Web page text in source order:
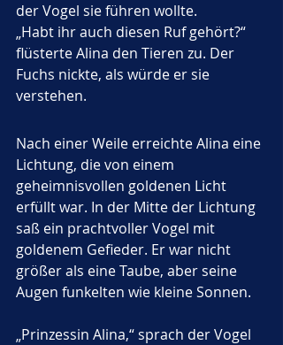
der Vogel sie führen wollte.
„Habt ihr auch diesen Ruf gehört?“
flüsterte Alina den Tieren zu. Der
Fuchs nickte, als würde er sie
verstehen.
Nach einer Weile erreichte Alina eine
Lichtung, die von einem
geheimnisvollen goldenen Licht
erfüllt war. In der Mitte der Lichtung
saß ein prachtvoller Vogel mit
goldenem Gefieder. Er war nicht
größer als eine Taube, aber seine
Augen funkelten wie kleine Sonnen.
„Prinzessin Alina,“ sprach der Vogel